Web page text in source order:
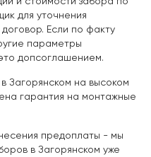
для уточнения
Если по факту
параметры
допсоглашением.
Загорянском на высоком
гарантия на монтажные
предоплаты - мы
в Загорянском уже